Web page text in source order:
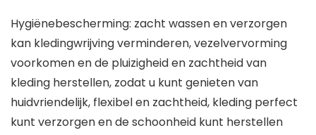
Hygiënebescherming: zacht wassen en verzorgen
kan kledingwrijving verminderen, vezelvervorming
voorkomen en de pluizigheid en zachtheid van
kleding herstellen, zodat u kunt genieten van
huidvriendelijk, flexibel en zachtheid, kleding perfect
kunt verzorgen en de schoonheid kunt herstellen